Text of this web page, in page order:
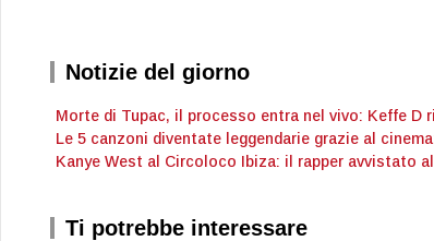
Notizie del giorno
Morte di Tupac, il processo entra nel vivo: Keffe
Le 5 canzoni diventate leggendarie grazie al
Kanye West al Circoloco Ibiza: il rapper avvistato
Ti potrebbe interessare